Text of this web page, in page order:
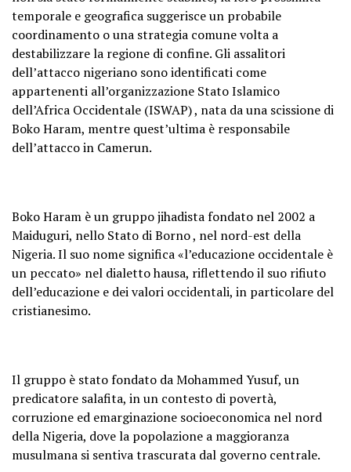
temporale e geografica suggerisce un probabile
coordinamento o una strategia comune volta a
destabilizzare la regione di confine. Gli assalitori
dell’attacco nigeriano sono identificati come
appartenenti all’organizzazione Stato Islamico
dell’Africa Occidentale (ISWAP) , nata da una scissione di
Boko Haram, mentre quest’ultima è responsabile
dell’attacco in Camerun.
Boko Haram è un gruppo jihadista fondato nel 2002 a
Maiduguri, nello Stato di Borno , nel nord-est della
Nigeria. Il suo nome significa «l’educazione occidentale è
un peccato» nel dialetto hausa, riflettendo il suo rifiuto
dell’educazione e dei valori occidentali, in particolare del
cristianesimo.
Il gruppo è stato fondato da Mohammed Yusuf, un
predicatore salafita, in un contesto di povertà,
corruzione ed emarginazione socioeconomica nel nord
della Nigeria, dove la popolazione a maggioranza
musulmana si sentiva trascurata dal governo centrale.